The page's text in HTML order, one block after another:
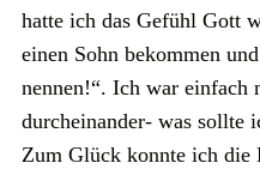
hatte ich das Gefühl Gott
einen Sohn bekommen
nennen!“. Ich war einfach
durcheinander- was sollte
Zum Glück konnte ich die